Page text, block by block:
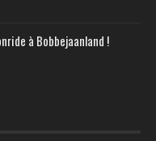
à Bobbejaanland !